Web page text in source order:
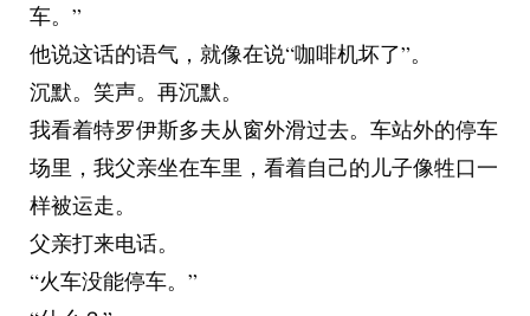
车。”
他说这话的语气，就像在说“咖啡机坏了”。
沉默。笑声。再沉默。
我看着特罗伊斯多夫从窗外滑过去。车站外的停车
场里，我父亲坐在车里，看着自己的儿子像牲口一
样被运走。
父亲打来电话。
“火车没能停车。”